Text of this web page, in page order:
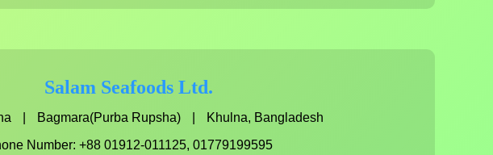
Salam Seafoods Ltd.
Bagmara(Purba Rupsha)
Khulna, Bangladesh
Number: +88 01912-011125, 01779199595